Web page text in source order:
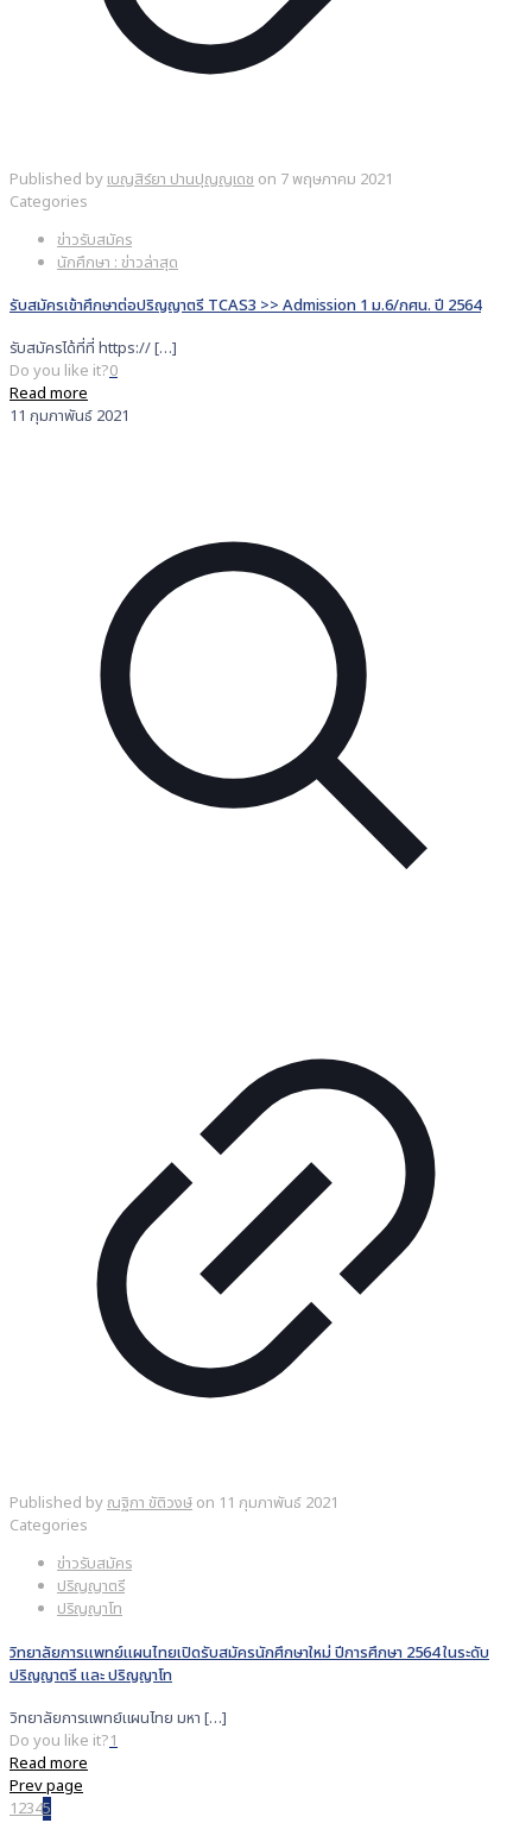
Published by เบญสิร์ยา ปานปุญญเดช on 7 พฤษภาคม 2021
Categories
ข่าวรับสมัคร
นักศึกษา : ข่าวล่าสุด
รับสมัครเข้าศึกษาต่อปริญญาตรี TCAS3 >> Admission 1 ม.6/กศน. ปี 2564
รับสมัครได้ที่ที่ https://[…]
Do you like it?0
Read more
11 กุมภาพันธ์ 2021
Published byณฐิกา ขัติวงษ์ on 11 กุมภาพันธ์ 2021
Categories
ข่าวรับสมัคร
ปริญญาตรี
ปริญญาโท
วิทยาลัยการแพทย์แผนไทยเปิดรับสมัครนักศึกษาใหม่ ปีการศึกษา 2564 ในระดับ
ปริญญาตรี และ ปริญญาโท
วิทยาลัยการแพทย์แผนไทย มหา […]
Do you like it?1
Read more
Prev page
12345